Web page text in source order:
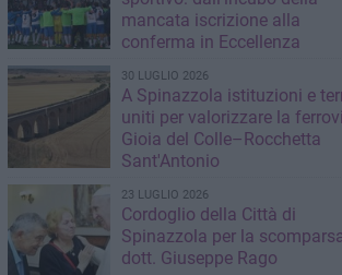
mancata iscrizione alla
conferma in Eccellenza
30 LUGLIO 2026
A Spinazzola istituzioni e
uniti per valorizzare la
Gioia del Colle–Rocchetta
Sant'Antonio
23 LUGLIO 2026
Cordoglio della Città di
Spinazzola per la
dott. Giuseppe Rago